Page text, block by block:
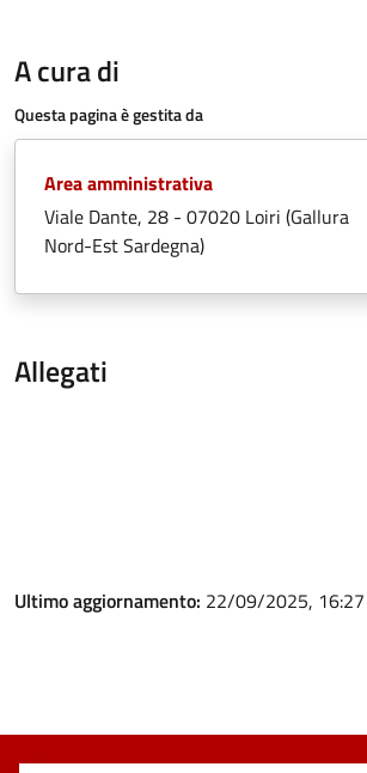
A cura di
Questa pagina è gestita da
Area amministrativa
Viale Dante, 28 - 07020 Loiri (Gallura
Nord-Est Sardegna)
Allegati
Ultimo aggiornamento: 22/09/2025, 16:27